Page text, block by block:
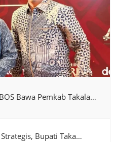
Bawa Pemkab Takala…
Bupati Taka…